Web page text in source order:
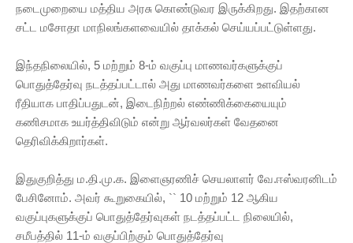
நடைமுறையை மத்திய அரசு கொண்டுவர இருக்கிறது. இதற்கான
சட்ட மசோதா மாநிலங்களவையில் தாக்கல் செய்யப்பட்டுள்ளது.
இந்தநிலையில், 5 மற்றும் 8-ம் வகுப்பு மாணவர்களுக்குப்
பொதுத்தேர்வு நடத்தப்பட்டால் அது மாணவர்களை உளவியல்
ரீதியாக பாதிப்பதுடன், இடைநிற்றல் எண்ணிக்கையையும்
கணிசமாக உயர்த்திவிடும் என்று ஆர்வலர்கள் வேதனை
தெரிவிக்கிறார்கள்.
இதுகுறித்து ம.தி.மு.க. இளைஞரணிச் செயலாளர் வே.ஈஸ்வரனிடம்
பேசினோம். அவர் கூறுகையில், `` 10 மற்றும் 12 ஆகிய
வகுப்புகளுக்குப் பொதுத்தேர்வுகள் நடத்தப்பட்ட நிலையில்,
சமீபத்தில் 11-ம் வகுப்பிற்கும் பொதுத்தேர்வு